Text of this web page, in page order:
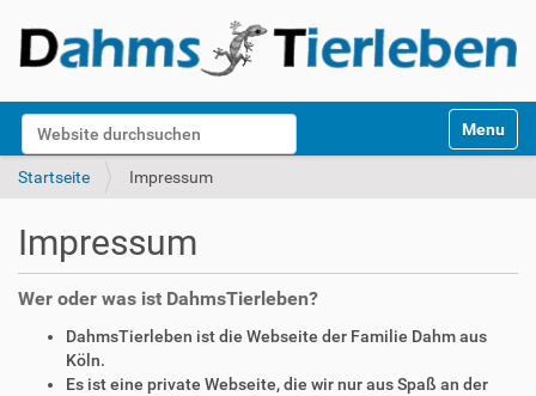
Website durchsuchen
k
Toggle
Startseite Impressum
Impressum
Wer oder was ist DahmsTierleben?
DahmsTierleben ist die Webseite der Familie Dahm aus
Köln.
Es ist eine private Webseite, die wir nur aus Spaß an der